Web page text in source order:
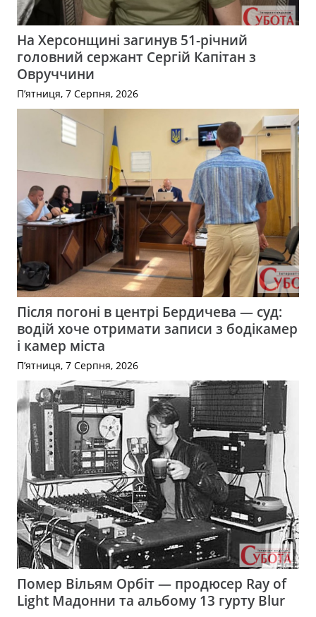
На Херсонщині загинув 51-річний
головний сержант Сергій Капітан з
Овруччини
П’ятниця, 7 Серпня, 2026
Після погоні в центрі Бердичева — суд:
водій хоче отримати записи з бодікамер
і камер міста
П’ятниця, 7 Серпня, 2026
Помер Вільям Орбіт — продюсер Ray of
Light Мадонни та альбому 13 гурту Blur